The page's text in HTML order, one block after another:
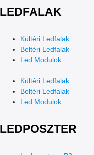
LEDFALAK
Kültéri Ledfalak
Beltéri Ledfalak
Led Modulok
Kültéri Ledfalak
Beltéri Ledfalak
Led Modulok
LEDPOSZTER